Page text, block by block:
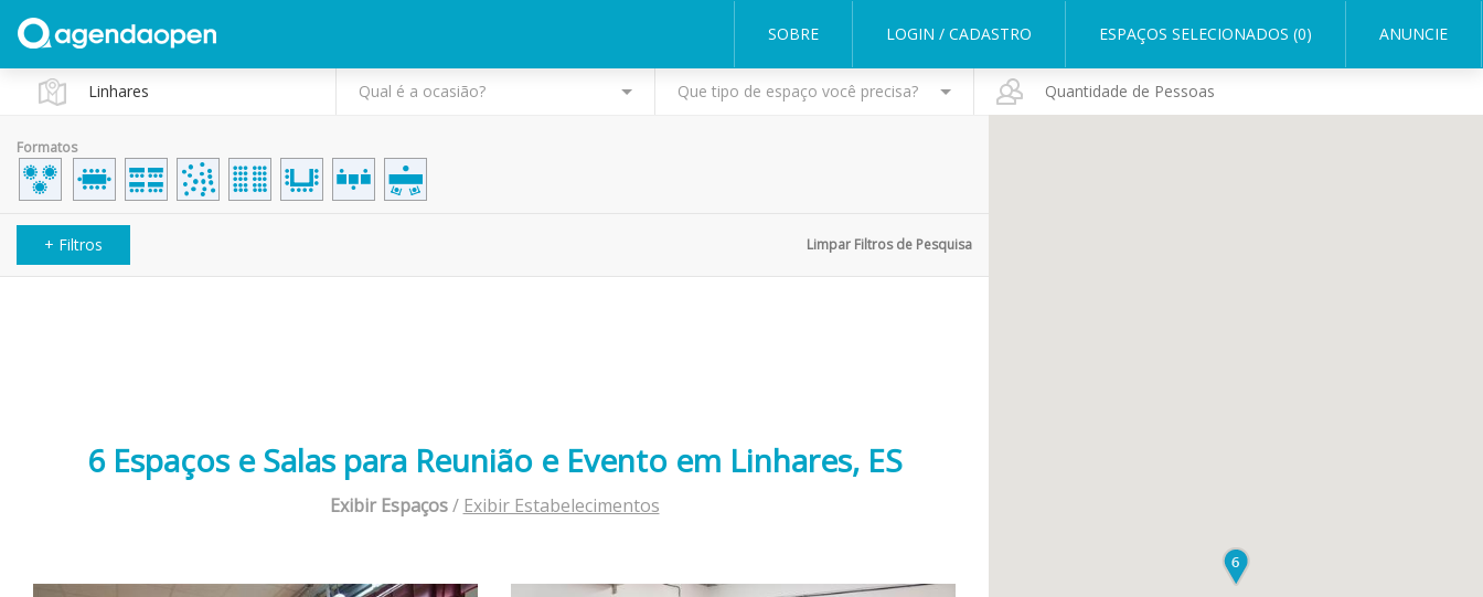
SOBRE LOGIN / CADASTRO ESPAÇOS SELECIONADOS (0) ANUNCIE
Qual é a ocasião? Que tipo de espaço você precisa?
Formatos
+ Filtros
6 Espaços e Salas para Reunião e Evento em Linhares, ES
Exibir Espaços/ Exibir Estabelecimentos